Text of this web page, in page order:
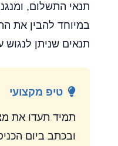
תנאי התשלום,
במיוחד להבין את
תנאים שניתן לנגוש
טיפ מקצועי
תמיד תעדו את
ובכתב ביום